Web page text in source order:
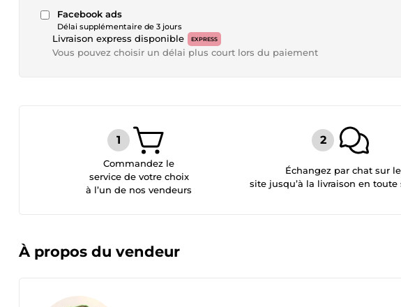
Facebook ads
Délai supplémentaire de 3 jours
Livraison express disponible EXPRESS
Vous pouvez choisir un délai plus court lors du paiement
Commandez le
service de votre choix
à l’un de nos vendeurs
Échangez par chat sur le
site jusqu’à la livraison en toute
À propos du vendeur